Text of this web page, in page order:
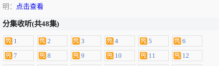
明： 点击查看
分集收听(共48集)
1 2 3 4 5
6
7
8 9 10 11
12